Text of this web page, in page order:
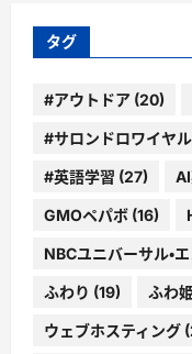
ブ
タグ
#アウトドア (20)
#サロンドロワイヤル
#英語学習 (27)
GMOペパボ (16)
NBCユニバーサル・
ふわり (19) ふわ
ウェブホスティング